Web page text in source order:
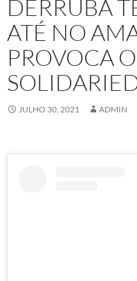
DERRUBA
ATÉ NO
PROVOCA
JULHO 30, 2021 ADMIN